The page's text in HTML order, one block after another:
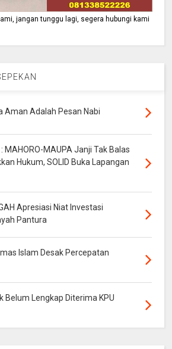
jangan tunggu lagi, segera hubungi kami
Aman Adalah Pesan Nabi
MAHORO-MAUPA Janji Tak Balas
Hukum, SOLID Buka Lapangan
Apresiasi Niat Investasi
Pantura
Islam Desak Percepatan
Belum Lengkap Diterima KPU